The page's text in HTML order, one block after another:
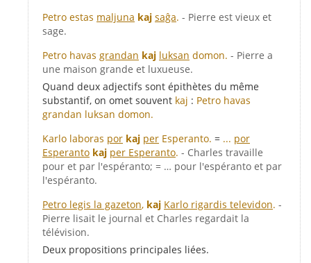
Petro estas maljuna kaj saĝa. - Pierre est vieux et
sage.
Petro havas grandan kaj luksan domon. - Pierre a
une maison grande et luxueuse.
Quand deux adjectifs sont épithètes du même
substantif, on omet souvent kaj : Petro havas
grandan luksan domon.
Karlo laboras por kaj per Esperanto. = ... por
Esperanto kaj per Esperanto. - Charles travaille
pour et par l'espéranto; = … pour l'espéranto et par
l'espéranto.
Petro legis la gazeton, kaj Karlo rigardis televidon. -
Pierre lisait le journal et Charles regardait la
télévision.
Deux propositions principales liées.